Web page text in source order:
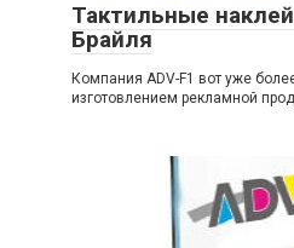
Тактильные
Брайля
Компания ADV-F1 вот уже
изготовлением рекламной